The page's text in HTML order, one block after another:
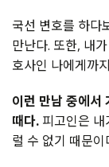
국선 변호를 하다
만난다. 또한, 내
호사인 나에게까
이런 만남 중에서
때다. 피고인은
럴 수 없기 때문이